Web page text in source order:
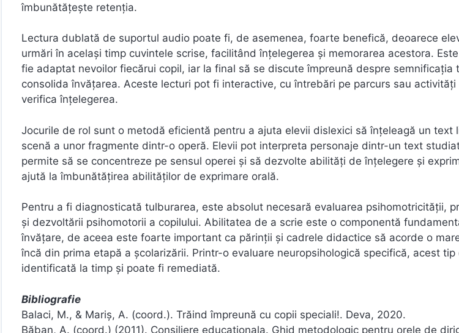
îmbunătățește retenția.
Lectura dublată de suportul audio poate fi, de asemenea, foarte benefică, deoarece
urmări în același timp cuvintele scrise, facilitând înțelegerea și memorarea acestora.
fie adaptat nevoilor fiecărui copil, iar la final să se discute împreună despre semnificația
consolida învățarea. Aceste lecturi pot fi interactive, cu întrebări pe parcurs sau
verifica înțelegerea.
Jocurile de rol sunt o metodă eficientă pentru a ajuta elevii dislexici să înțeleagă un text
scenă a unor fragmente dintr-o operă. Elevii pot interpreta personaje dintr-un text
permite să se concentreze pe sensul operei și să dezvolte abilități de înțelegere și
ajută la îmbunătățirea abilităților de exprimare orală.
Pentru a fi diagnosticată tulburarea, este absolut necesară evaluarea psihomotricității,
și dezvoltării psihomotorii a copilului. Abilitatea de a scrie este o componentă
învățare, de aceea este foarte important ca părinții și cadrele didactice să acorde o
încă din prima etapă a școlarizării. Printr-o evaluare neuropsihologică specifică, acest
identificată la timp și poate fi remediată.
Bibliografie
Balaci, M., & Mariș, A. (coord.). Trăind împreună cu copii speciali!. Deva, 2020.
Băban, A. (coord.) (2011). Consiliere educationala. Ghid metodologic pentru orele de